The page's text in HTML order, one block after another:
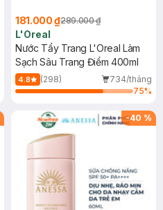
181.000 ₫289.000 ₫
L'Oreal
Nước Tẩy Trang L'Oreal Làm
Sạch Sâu Trang Điểm 400ml
4.8 (298)
734/tháng
75%
-40 %